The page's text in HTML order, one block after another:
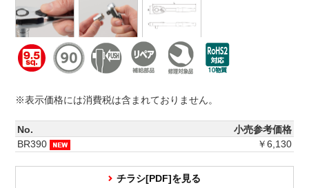
※表示価格には消費税は含まれておりません。
No.
小売参考価格
BR390
￥6,130
チラシ[PDF]を見る